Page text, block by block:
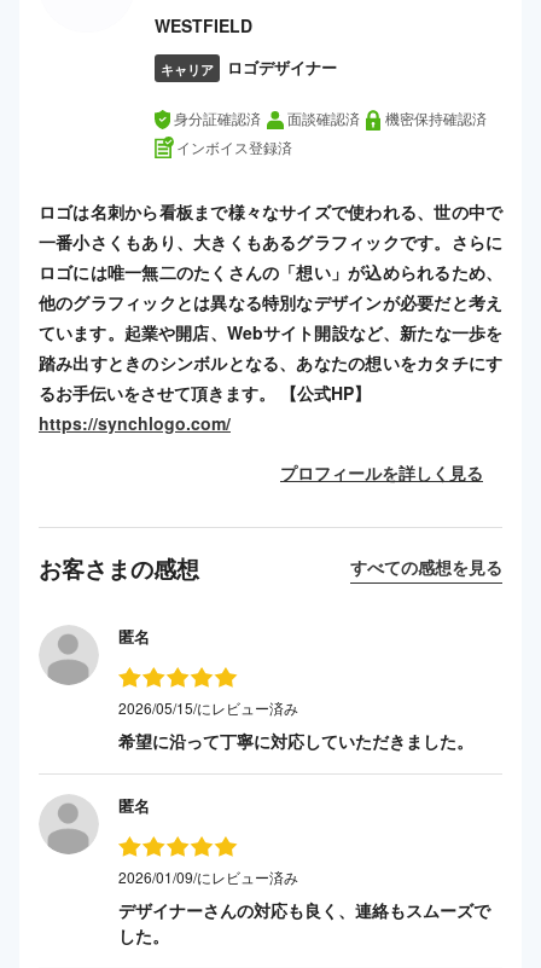
WESTFIELD
キャリア ロゴデザイナー
身分証確認済 面談確認済
機密保持確認済
インボイス登録済
ロゴは名刺から看板まで様々なサイズで使われる、世の中で
一番小さくもあり、大きくもあるグラフィックです。さらに
ロゴには唯一無二のたくさんの「想い」が込められるため、
他のグラフィックとは異なる特別なデザインが必要だと考え
ています。起業や開店、Webサイト開設など、新たな一歩を
踏み出すときのシンボルとなる、あなたの想いをカタチにす
るお手伝いをさせて頂きます。 【公式HP】
https://synchlogo.com/
プロフィールを詳しく見る
お客さまの感想 すべての感想を見る
匿名
2026/05/15/にレビュー済み
希望に沿って丁寧に対応していただきました。
匿名
2026/01/09/にレビュー済み
デザイナーさんの対応も良く、連絡もスムーズで
した。